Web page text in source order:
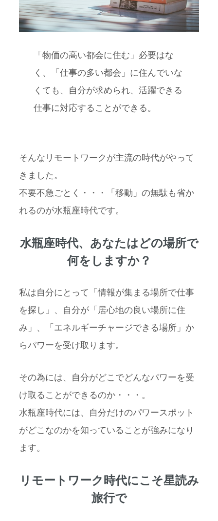
「物価の高い都会に住む」必要はな
く、「仕事の多い都会」に住んでいな
くても、自分が求められ、活躍できる
仕事に対応することができる。
そんなリモートワークが主流の時代がやって
きました。
不要不急ごとく・・・「移動」の無駄も省か
れるのが水瓶座時代です。
水瓶座時代、あなたはどの場所で
何をしますか？
私は自分にとって「情報が集まる場所で仕事
を探し」、自分が「居心地の良い場所に住
み」、「エネルギーチャージできる場所」か
らパワーを受け取ります。
その為には、自分がどこでどんなパワーを受
け取ることができるのか・・・。
水瓶座時代には、自分だけのパワースポット
がどこなのかを知っていることが強みになり
ます。
リモートワーク時代にこそ星読み
旅行で